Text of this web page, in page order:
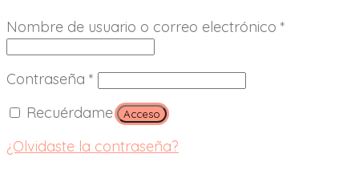
Nombre de usuario o correo electrónico *
Contraseña *
Recuérdame
Acceso
¿Olvidaste la contraseña?